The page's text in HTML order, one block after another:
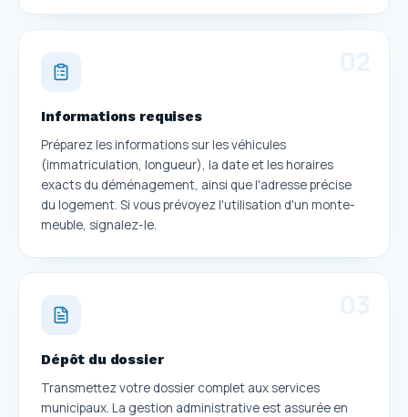
Informations requises
Préparez les informations sur les véhicules
(immatriculation, longueur), la date et les horaires
exacts du déménagement, ainsi que l'adresse précise
du logement. Si vous prévoyez l'utilisation d'un monte-
meuble, signalez-le.
Dépôt du dossier
Transmettez votre dossier complet aux services
municipaux. La gestion administrative est assurée en